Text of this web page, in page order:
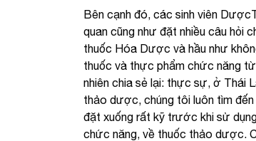
Bên cạnh đó, các sinh viên
quan cũng như đặt nhiều câu hỏi
thuốc Hóa Dược và hầu như
thuốc và thực phẩm chức năng
nhiên chia sẻ lại: thực sự, ở Thái
thảo dược, chúng tôi luôn tìm
đặt xuống rất kỹ trước khi sử
chức năng, về thuốc thảo dược.